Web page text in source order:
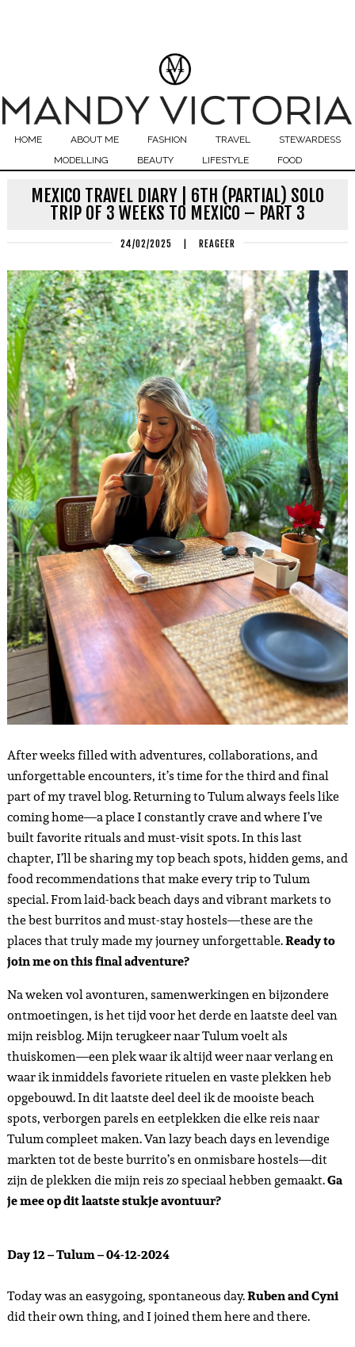
HOME ABOUT ME FASHION TRAVEL
STEWARDESS
MODELLING
BEAUTY LIFESTYLE FOOD
MEXICO TRAVEL DIARY | 6TH (PARTIAL) SOLO
TRIP OF 3 WEEKS TO MEXICO – PART 3
24/02/2025 REAGEER
After weeks filled with adventures, collaborations, and
unforgettable encounters, it’s time for the third and final
part of my travel blog. Returning to Tulum always feels like
coming home—a place I constantly crave and where I’ve
built favorite rituals and must-visit spots. In this last
chapter, I’ll be sharing my top beach spots, hidden gems, and
food recommendations that make every trip to Tulum
special. From laid-back beach days and vibrant markets to
the best burritos and must-stay hostels—these are the
places that truly made my journey unforgettable.Ready to
join me on this final adventure?
Na weken vol avonturen, samenwerkingen en bijzondere
ontmoetingen, is het tijd voor het derde en laatste deel van
mijn reisblog. Mijn terugkeer naar Tulum voelt als
thuiskomen—een plek waar ik altijd weer naar verlang en
waar ik inmiddels favoriete rituelen en vaste plekken heb
opgebouwd. In dit laatste deel deel ik de mooiste beach
spots, verborgen parels en eetplekken die elke reis naar
Tulum compleet maken. Van lazy beach days en levendige
markten tot de beste burrito’s en onmisbare hostels—dit
zijn de plekken die mijn reis zo speciaal hebben gemaakt.Ga
je mee op dit laatste stukje avontuur?
Day 12 – Tulum – 04-12-2024
Today was an easygoing, spontaneous day.Ruben and Cyni
did their own thing, and I joined them here and there.